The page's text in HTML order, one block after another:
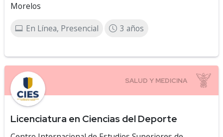
Morelos
En Línea, Presencial 3 años
Licenciatura en Ciencias del Deporte